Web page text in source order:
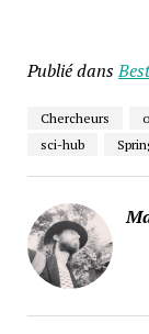
Publié dans
Chercheurs
sci-hub